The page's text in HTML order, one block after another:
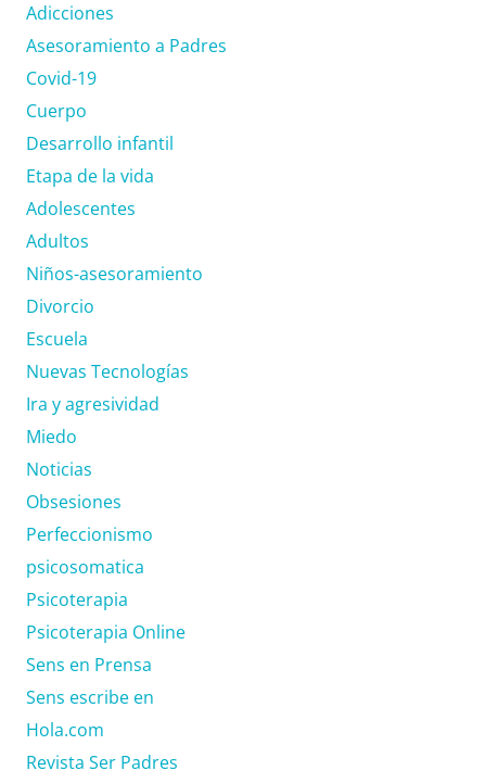
Adicciones
Asesoramiento a Padres
Covid-19
Cuerpo
Desarrollo infantil
Etapa de la vida
Adolescentes
Adultos
Niños-asesoramiento
Divorcio
Escuela
Nuevas Tecnologías
Ira y agresividad
Miedo
Noticias
Obsesiones
Perfeccionismo
psicosomatica
Psicoterapia
Psicoterapia Online
Sens en Prensa
Sens escribe en
Hola.com
Revista Ser Padres